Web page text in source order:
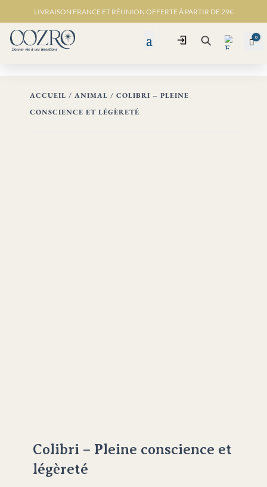
LIVRAISON FRANCE ET RÉUNION OFFERTE À PARTIR DE 29€
ConnexionRecherche
0
ACCUEIL / ANIMAL / COLIBRI – PLEINE
CONSCIENCE ET LÉGÈRETÉ
Colibri – Pleine conscience et
légèreté